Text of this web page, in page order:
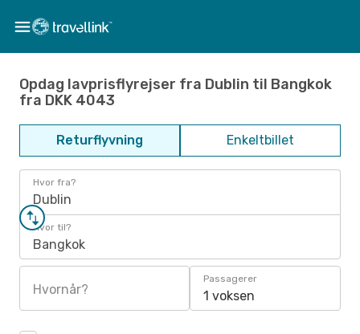
Opdag lavprisflyrejser fra Dublin til Bangkok
fra DKK 4043
Returflyvning Enkeltbillet
Hvor fra?
Dublin
Hvor til?
Bangkok
Hvornår?
Passagerer
1 voksen